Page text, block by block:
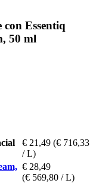
con Essentiq
50 ml
€ 21,49 (€ 716,33
/ L)
€ 28,49
(€ 569,80 / L)